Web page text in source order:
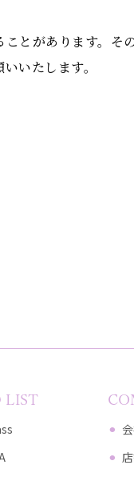
とがあります。そ
いたします。
LIST